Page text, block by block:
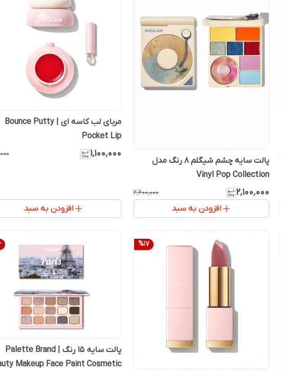
پالت سایه چشم شیگلم 8 رنگ مدل
Vinyl Pop Collection
۲٬۱۰۰٬۰۰۰ ۲٬۶۰۰٬۰۰۰
افزودن به سبد
مربای لب کاسه ای | Bounce Putty
Pocket Lip
۱٬۱۰۰٬۰۰۰
افزودن به سبد
%17
پالت سایه ۱۵ رنگ | Palette Brand
Makeup Face Paint Cosmetic